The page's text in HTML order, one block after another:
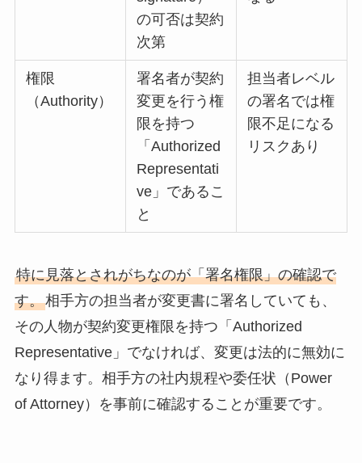
の可否は契約
次第
権限
（Authority）
署名者が契約
変更を行う権
限を持つ
「Authorized
Representati
ve」であるこ
と
担当者レベル
の署名では権
限不足になる
リスクあり
特に見落とされがちなのが「署名権限」の確認で
す。相手方の担当者が変更書に署名していても、
その人物が契約変更権限を持つ「Authorized
Representative」でなければ、変更は法的に無効に
なり得ます。相手方の社内規程や委任状（Power
of Attorney）を事前に確認することが重要です。